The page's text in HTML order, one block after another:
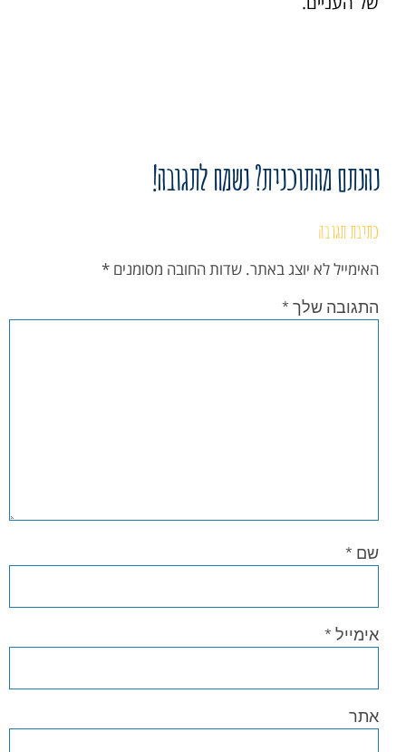
נהנתם מהתוכנית? נשמח לתגובה!
כתיבת תגובה
האימייל לא יוצג באתר. שדות החובה מסומנים *
התגובה שלך *
שם *
אימייל *
אתר